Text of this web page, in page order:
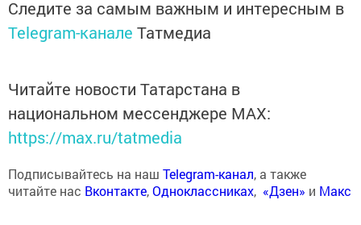
Следите за самым важным и интересным в
Telegram-канале Татмедиа
Читайте новости Татарстана в
национальном мессенджере MАХ:
https://max.ru/tatmedia
Подписывайтесь на наш Telegram-канал, а также
читайте нас Вконтакте,Одноклассниках, «Дзен» и Макс